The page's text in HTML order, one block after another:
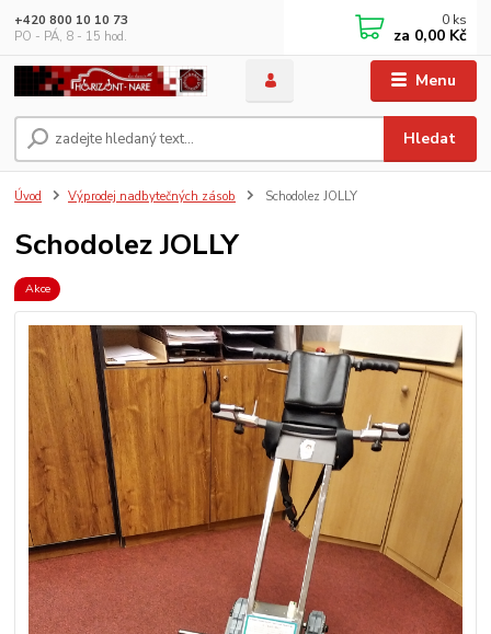
Menu
Hledat
+420 800 10 10 73
PO - PÁ, 8 - 15 hod.
0 ks
za 0,00 Kč
Úvod Výprodej nadbytečných zásob Schodolez JOLLY
Schodolez JOLLY
Akce